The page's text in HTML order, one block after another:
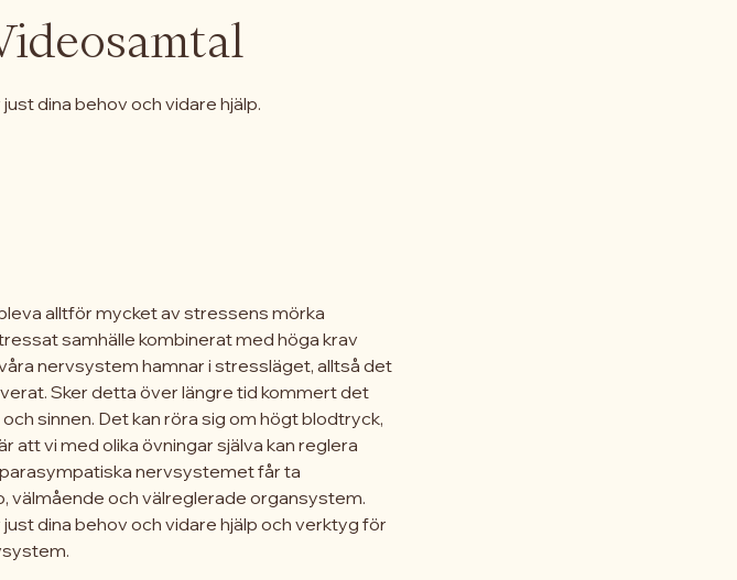
dina behov och vidare hjälp.
alltför mycket av stressens mörka
samhälle kombinerat med höga krav
nervsystem hamnar i stressläget, alltså det
Sker detta över längre tid kommert det
sinnen. Det kan röra sig om högt blodtryck,
att vi med olika övningar själva kan reglera
nervsystemet får ta
välmående och välreglerade organsystem.
dina behov och vidare hjälp och verktyg för